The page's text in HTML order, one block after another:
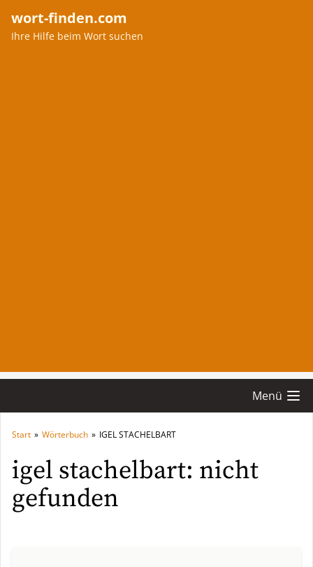
wort-finden.com
Ihre Hilfe beim Wort suchen
Menü
Start » Wörterbuch » IGEL STACHELBART
igel stachelbart: nicht
gefunden